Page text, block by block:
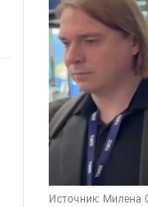
Источник: Милена